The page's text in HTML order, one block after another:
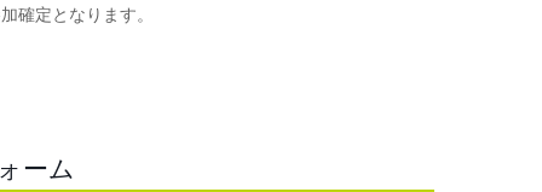
確定となります。
ーム